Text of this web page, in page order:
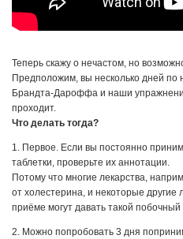
Теперь скажу о нечастом, но
Предположим, вы несколько дней
Брандта-Дароффа и наши
проходит.
Что делать тогда?
1. Первое. Если вы постоянно
таблетки, проверьте их аннотации.
Потому что многие лекарства,
от холестерина, и некоторые другие
приёме могут давать такой побочный
2. Можно попробовать 3 дня